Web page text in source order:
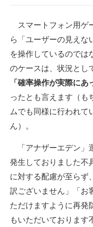
スマートフォン用ゲ
ら「ユーザーの見えな
を操作しているのでは
のケースは、状況とし
「確率操作が実際にあ
ったとも言えます（も
ムでも同様に行われて
ん）。
「アナザーエデン」
発生しておりました不
に対する配慮が至らず
訳ございません」「お
ただけますように再発
もいただいております